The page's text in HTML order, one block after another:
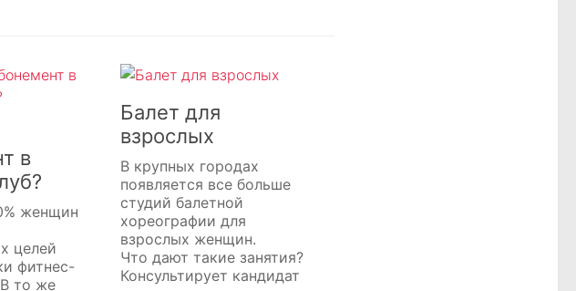
в
женщин
целей
фитнес-
то же
Балет для
взрослых
В крупных городах
появляется все больше
студий балетной
хореографии для
взрослых женщин.
Что дают такие занятия?
Консультирует кандидат